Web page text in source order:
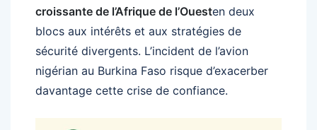
croissante de l’Afrique de l’Ouesten deux
blocs aux intérêts et aux stratégies de
sécurité divergents. L’incident de l’avion
nigérian au Burkina Faso risque d’exacerber
davantage cette crise de confiance.